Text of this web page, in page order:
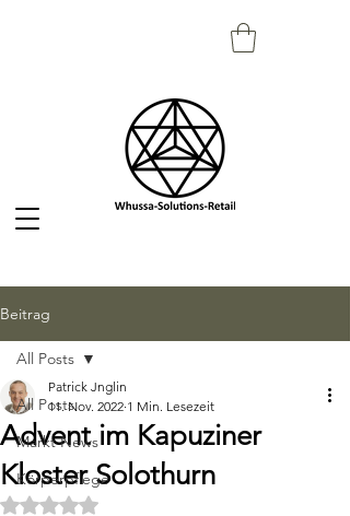
Beitrag
All Posts
Markt News
Körperpflege
All Posts
Advent im Kapuziner
Kloster Solothurn
Patrick Jnglin
11. Nov. 2022 1 Min. Lesezeit
Mit NaN von 5 Sternen bewertet.